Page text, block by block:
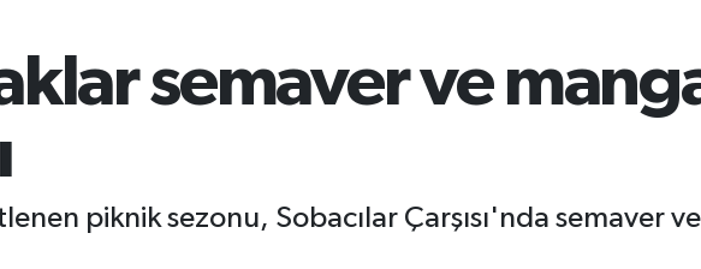
semaver ve
piknik sezonu, Sobacılar Çarşısı'nda semaver ve